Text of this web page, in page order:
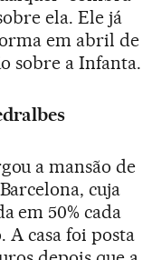
ela. Ele já
em abril de
sobre a Infanta.
a mansão de
cuja
em 50% cada
A casa foi posta